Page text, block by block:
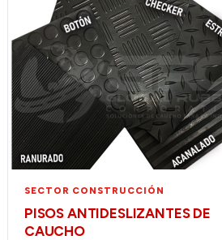
SECTOR CONSTRUCCIÓN
PISOS ANTIDESLIZANTES DE
CAUCHO